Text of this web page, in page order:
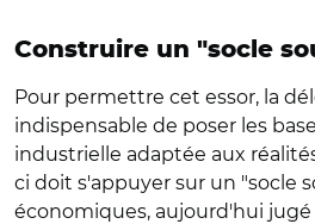
Construire un "socle
Pour permettre cet essor, la
indispensable de poser les
industrielle adaptée aux
ci doit s'appuyer sur un "socle
économiques, aujourd'hui